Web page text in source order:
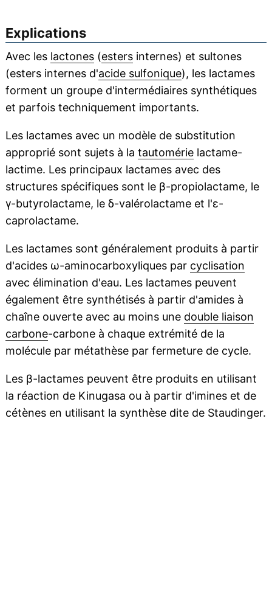
Explications
Avec les lactones(estersinternes) et sultones
(esters internes d'acide sulfonique), les lactames
forment un groupe d'intermédiaires synthétiques
et parfois techniquement importants.
Les lactames avec un modèle de substitution
approprié sont sujets à la tautomérielactame-
lactime. Les principaux lactames avec des
structures spécifiques sont le β-propiolactame, le
γ-butyrolactame, le δ-valérolactame et l'ε-
caprolactame.
Les lactames sont généralement produits à partir
d'acides ω-aminocarboxyliques par cyclisation
avec élimination d'eau. Les lactames peuvent
également être synthétisés à partir d'amides à
chaîne ouverte avec au moins une double liaison
carbone-carbone à chaque extrémité de la
molécule par métathèse par fermeture de cycle.
Les β-lactames peuvent être produits en utilisant
la réaction de Kinugasa ou à partir d'imines et de
cétènes en utilisant la synthèse dite de Staudinger.